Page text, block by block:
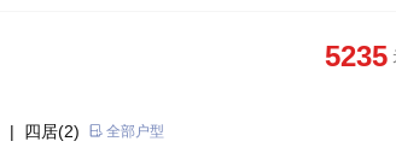
5235
| 四居(2) 全部户型